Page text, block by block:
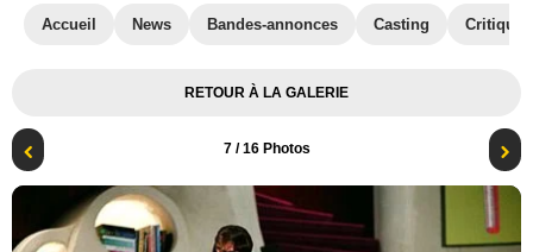
Accueil News Bandes-annonces Casting
RETOUR À LA GALERIE
7/ 16 Photos